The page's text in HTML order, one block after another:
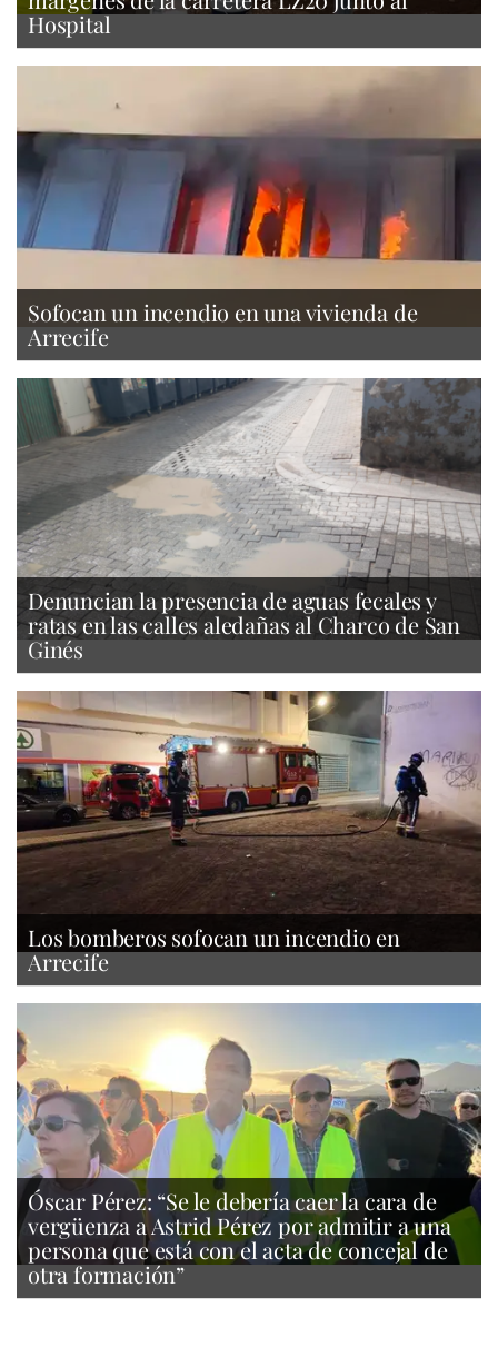
Hospital
Sofocan un incendio en una vivienda de
Arrecife
Denuncian la presencia de aguas fecales y
ratas en las calles aledañas al Charco de San
Ginés
Los bomberos sofocan un incendio en
Arrecife
Óscar Pérez: “Se le debería caer la cara de
vergüenza a Astrid Pérez por admitir a una
persona que está con el acta de concejal de
otra formación”